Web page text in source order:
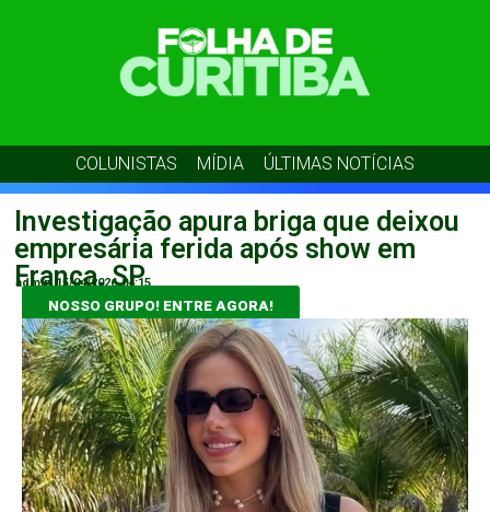
COLUNISTAS MÍDIA ÚLTIMAS NOTÍCIAS
Investigação apura briga que deixou
empresária ferida após show em
Franca, SP
admin 15/04/2026 04:15
NOSSO GRUPO! ENTRE AGORA!